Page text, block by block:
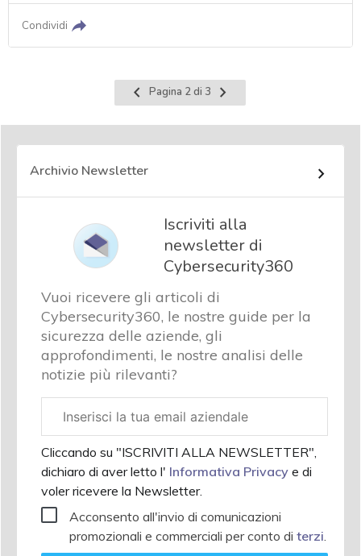
Condividi
Pagina
precedente
Pagina 2 di 3
Pagina
successiva
Archivio Newsletter
Iscriviti alla
newsletter di
Cybersecurity360
Vuoi ricevere gli articoli di
Cybersecurity360, le nostre guide per la
sicurezza delle aziende, gli
approfondimenti, le nostre analisi delle
notizie più rilevanti?
aziendale
Cliccando su "ISCRIVITI ALLA NEWSLETTER",
dichiaro di aver letto l' Informativa Privacy e di
voler ricevere la Newsletter.
Acconsento all'invio di comunicazioni
promozionali e commerciali per conto di terzi.